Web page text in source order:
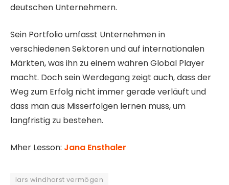
deutschen Unternehmern.
Sein Portfolio umfasst Unternehmen in
verschiedenen Sektoren und auf internationalen
Märkten, was ihn zu einem wahren Global Player
macht. Doch sein Werdegang zeigt auch, dass der
Weg zum Erfolg nicht immer gerade verläuft und
dass man aus Misserfolgen lernen muss, um
langfristig zu bestehen.
Mher Lesson: Jana Ensthaler
lars windhorst vermögen